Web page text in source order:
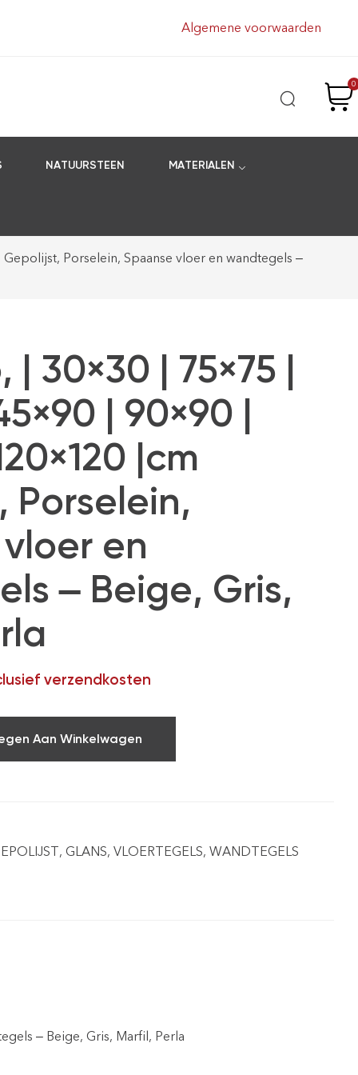
Algemene voorwaarden
0
NATUURSTEEN MATERIALEN
Porselein, Spaanse vloer en wandtegels –
| 30×30 | 75×75 |
| 90×90 |
|cm
Porselein,
en
– Beige, Gris,
verzendkosten
Aan Winkelwagen
, GLANS, VLOERTEGELS, WANDTEGELS
– Beige, Gris, Marfil, Perla